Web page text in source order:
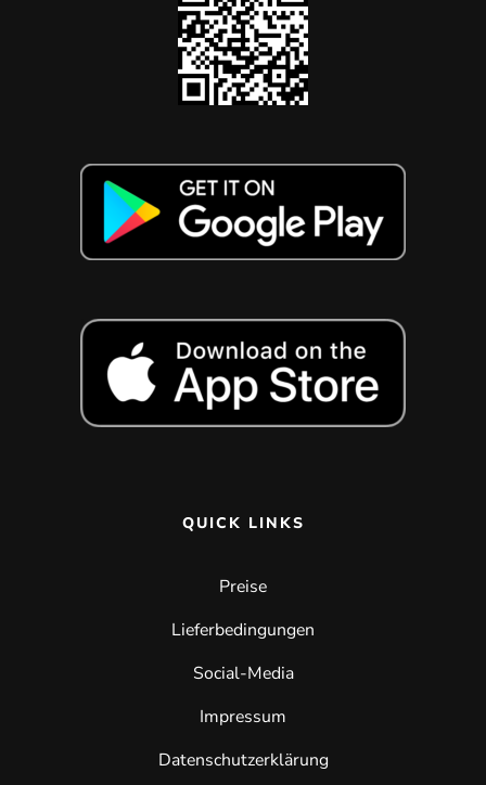
QUICK LINKS
Preise
Lieferbedingungen
Social-Media
Impressum
Datenschutzerklärung